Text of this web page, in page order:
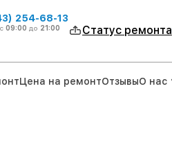
254-68-13
09:00 до 21:00 Статус ремонта
Цена на ремонтОтзывыО нас